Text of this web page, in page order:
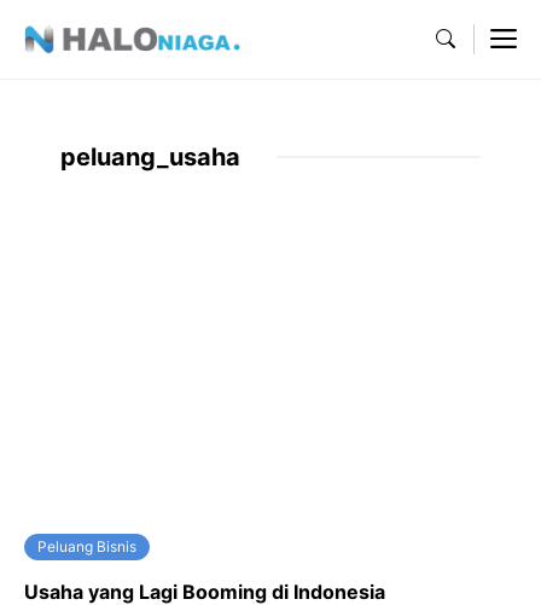
peluang_usaha
Peluang Bisnis
Usaha yang Lagi Booming di Indonesia